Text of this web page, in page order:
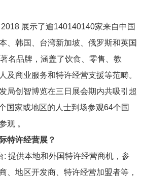
展示了逾140140140家来自中国
、韩国、台湾新加坡、俄罗斯和英国
名品牌，涵盖了饮食、零售、教
及商业服务和特许经营支援等范畴。
局创智博览在三日展会期内共吸引超
国家或地区的人士到场参观64个国
观 。
特许经营展？
: 提供本地和外国特许经营商机，参
、地区开发商、特许经营加盟者等，